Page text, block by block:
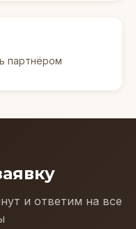
партнёром
и ответим на все